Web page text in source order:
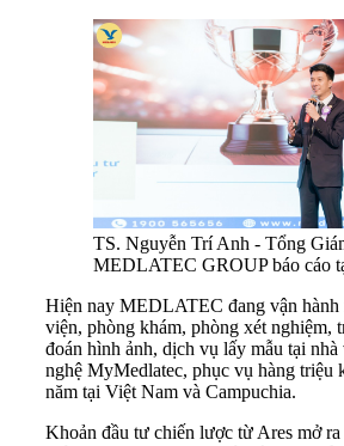
TS. Nguyễn Trí Anh - Tổng
MEDLATEC GROUP báo cáo
Hiện nay MEDLATEC đang vận hành
viện, phòng khám, phòng xét nghiệm,
đoán hình ảnh, dịch vụ lấy mẫu tại nhà
nghệ MyMedlatec, phục vụ hàng triệu
năm tại Việt Nam và Campuchia.
Khoản đầu tư chiến lược từ Ares mở